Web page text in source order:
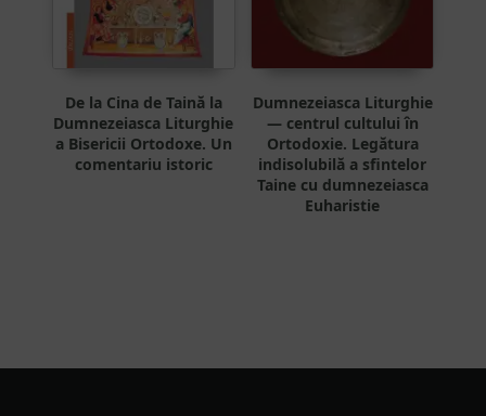
De la Cina de Taină la
Dumnezeiasca Liturghie
a Bisericii Ortodoxe. Un
comentariu istoric
Dumnezeiasca Liturghie
— centrul cultului în
Ortodoxie. Legătura
indisolubilă a sfintelor
Taine cu dumnezeiasca
Euharistie